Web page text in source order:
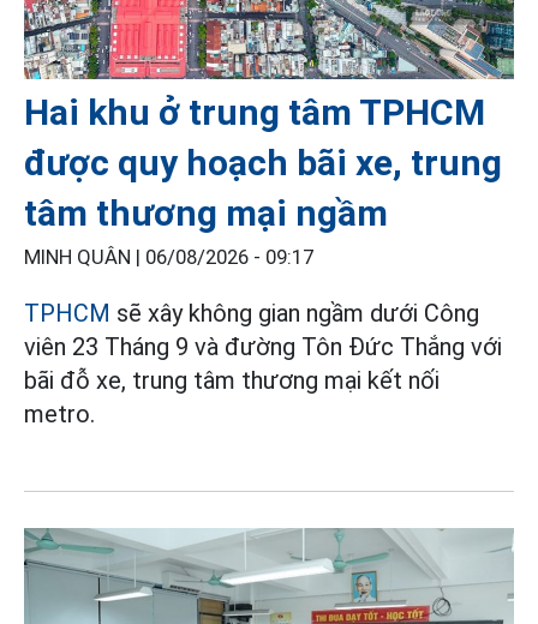
Hai khu ở trung tâm TPHCM
được quy hoạch bãi xe, trung
tâm thương mại ngầm
MINH QUÂN | 06/08/2026 - 09:17
TPHCM sẽ xây không gian ngầm dưới Công
viên 23 Tháng 9 và đường Tôn Đức Thắng với
bãi đỗ xe, trung tâm thương mại kết nối
metro.